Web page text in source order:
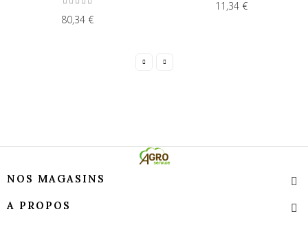
80,34 €
11,34 €
NOS MAGASINS
A PROPOS